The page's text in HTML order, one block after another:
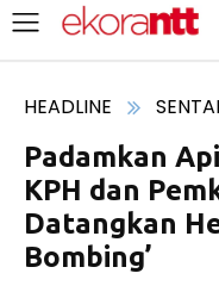
HEADLINE
Padamkan
KPH dan
Datangkan
Bombing’